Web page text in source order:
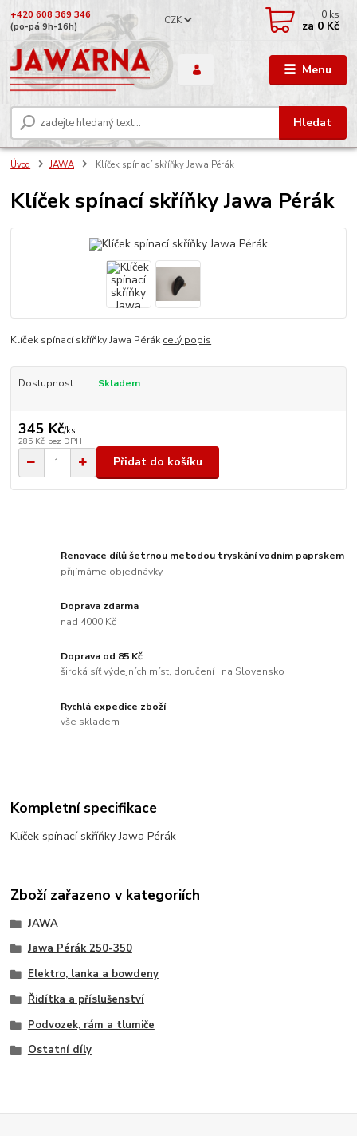
Menu
CZK
Hledat
+420 608 369 346
(po-pá 9h-16h)
0 ks
za 0 Kč
Úvod JAWA Klíček spínací skříňky Jawa Pérák
Klíček spínací skříňky Jawa Pérák
Klíček spínací skříňky Jawa Pérák celý popis
Dostupnost Skladem
345 Kč/ks
285 Kč bez DPH
Přidat do košíku
Renovace dílů šetrnou metodou tryskání vodním paprskem
přijímáme objednávky
Doprava zdarma
nad 4000 Kč
Doprava od 85 Kč
široká síť výdejních míst, doručení i na Slovensko
Rychlá expedice zboží
vše skladem
Kompletní specifikace
Klíček spínací skříňky Jawa Pérák
Zboží zařazeno v kategoriích
JAWA
Jawa Pérák 250-350
Elektro, lanka a bowdeny
Řidítka a příslušenství
Podvozek, rám a tlumiče
Ostatní díly